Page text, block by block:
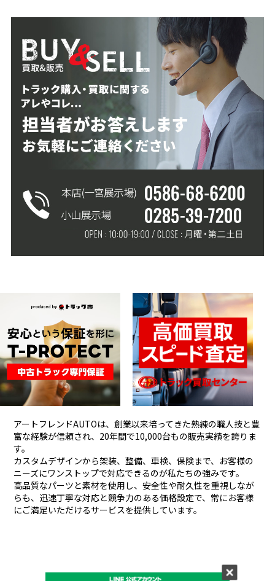
アートフレンドAUTOは、創業以来培ってきた熟練の職人技と豊
富な経験が信頼され、 20年間で10,000台もの販売実績を誇りま
す。
カスタムデザインから架装、整備、車検、保険まで、お客様の
ニーズにワンストップで対応できるのが私たちの強みです。
高品質なパーツと素材を使用し、安全性や耐久性を重視しなが
らも、 迅速丁寧な対応と競争力のある価格設定で、常にお客様
にご満足いただけるサービスを提供しています。